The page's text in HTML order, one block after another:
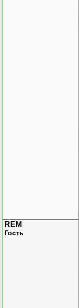
REM
Гость